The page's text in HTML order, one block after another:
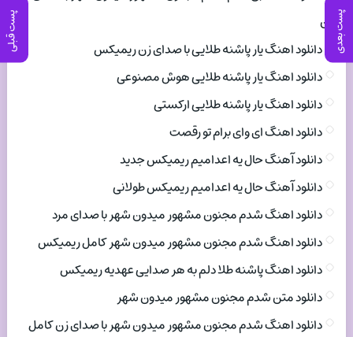
پست بعدی پست قبلی
زن
دانلود اهنگ یار پاشنه طلایی با صدای زن ریمیکس
دانلود اهنگ یار پاشنه طلایی هوش مصنوعی
دانلود اهنگ یار پاشنه طلایی ارکستی
دانلود اهنگ ای وای برام تو رقصت
دانلود آهنگ حال یه اعدامیم ریمیکس جدید
دانلود آهنگ حال یه اعدامیم ریمیکس طولانی
دانلود اهنگ شدم مجنون مشهور میدون شهر با صدای مرد
دانلود اهنگ شدم مجنون مشهور میدون شهر کامل ریمیکس
دانلود اهنگ پاشنه طلا دلم به هر صدایی عهدیه ریمیکس
دانلود متن شدم مجنون مشهور میدون شهر
دانلود اهنگ شدم مجنون مشهور میدون شهر با صدای زن کامل